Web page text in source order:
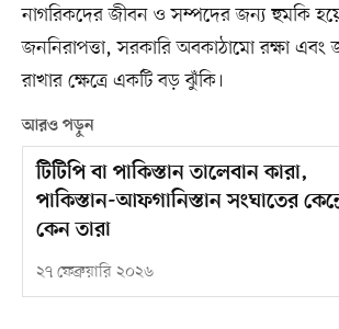
নাগরিকদের জীবন ও সম্পদের জন্য হুমকি হয়ে
জননিরাপত্তা, সরকারি অবকাঠামো রক্ষা
রাখার ক্ষেত্রে একটি বড় ঝুঁকি।
আরও পড়ুন
টিটিপি বা পাকিস্তান তালেবান কারা,
পাকিস্তান-আফগানিস্তান সংঘাতের
কেন তারা
২৭ ফেব্রুয়ারি ২০২৬